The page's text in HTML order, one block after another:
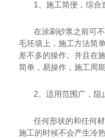
1、施工简便，综
在涂刷砂浆之前可不
毛坯墙上，施工方法简
差不多的操作。并且在
简单，易操作，施工周
2、适用范围广
任何形状的和任何材
施工的时候不会产生冷